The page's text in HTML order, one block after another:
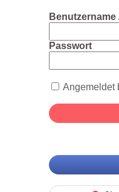
Benutzername
Passwort
Angemeldet